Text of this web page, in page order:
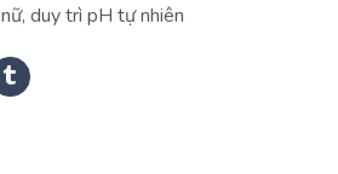
duy trì pH tự nhiên